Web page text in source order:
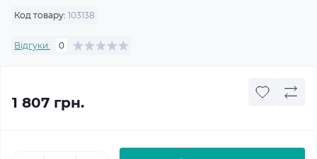
Код товару: 103138
Відгуки: 0
1 807 грн.